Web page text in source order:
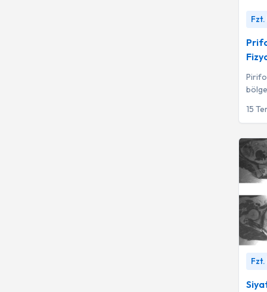
15